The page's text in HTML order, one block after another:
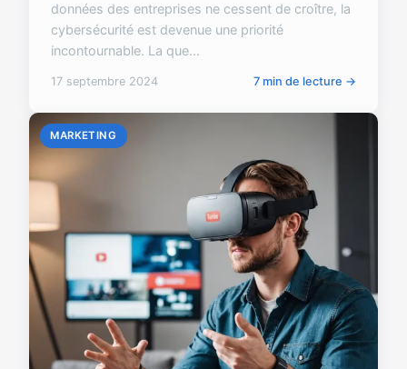
données des entreprises ne cessent de croître, la
cybersécurité est devenue une priorité
incontournable. La que...
17 septembre 2024 7 min de lecture →
MARKETING